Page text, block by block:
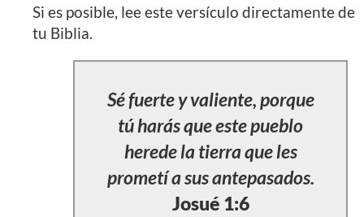
Si es posible, lee este versículo directamente de
tu Biblia.
Sé fuerte y valiente, porque
tú harás que este pueblo
herede la tierra que les
prometí a sus antepasados.
Josué 1:6